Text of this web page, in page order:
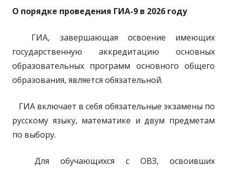
О порядке проведения ГИА-9 в 2026 году
ГИА, завершающая освоение имеющих
государственную аккредитацию основных
образовательных программ основного общего
образования, является обязательной.
ГИА включает в себя обязательные экзамены по
русскому языку, математике и двум предметам
по выбору.
Для обучающихся с ОВЗ, освоивших